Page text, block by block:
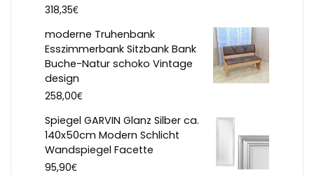
318,35€
moderne Truhenbank
Esszimmerbank Sitzbank Bank
Buche-Natur schoko Vintage
design
258,00€
Spiegel GARVIN Glanz Silber ca.
140x50cm Modern Schlicht
Wandspiegel Facette
95,90€